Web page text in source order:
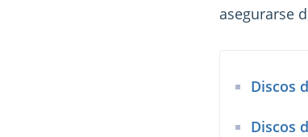
asegurarse
Discos
Discos